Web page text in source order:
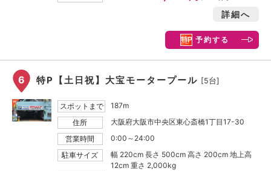
詳細へ
予約する
6 特P【土日祝】大宝モータープール [5台]
スポットまで
187m
住所
大阪府大阪市中央区東心斎橋1丁目17-30
営業時間
0:00～24:00
駐車サイズ
幅 220cm 長さ 500cm 高さ 200cm 地上高
12cm 重さ 2,000kg